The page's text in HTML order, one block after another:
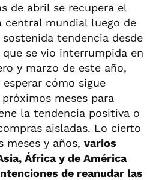
de abril se recupera el
central mundial luego de
tendencia desde
se vio interrumpida en
y marzo de este año,
cómo sigue
meses para
la tendencia positiva o
aisladas. Lo cierto
meses y años, varios
África y de América
de reanudar las